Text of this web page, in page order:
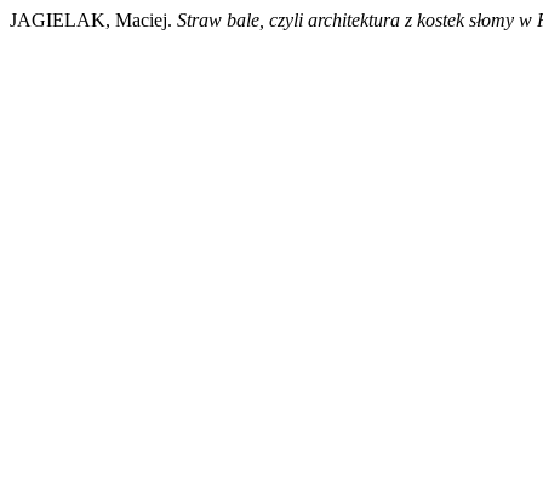
JAGIELAK, Maciej. Straw bale, czyli architektura z kostek słomy w